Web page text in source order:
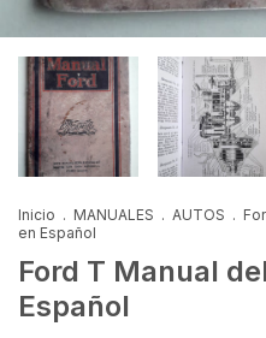
Inicio . MANUALES . AUTOS .
en Español
Ford T Manual
Español